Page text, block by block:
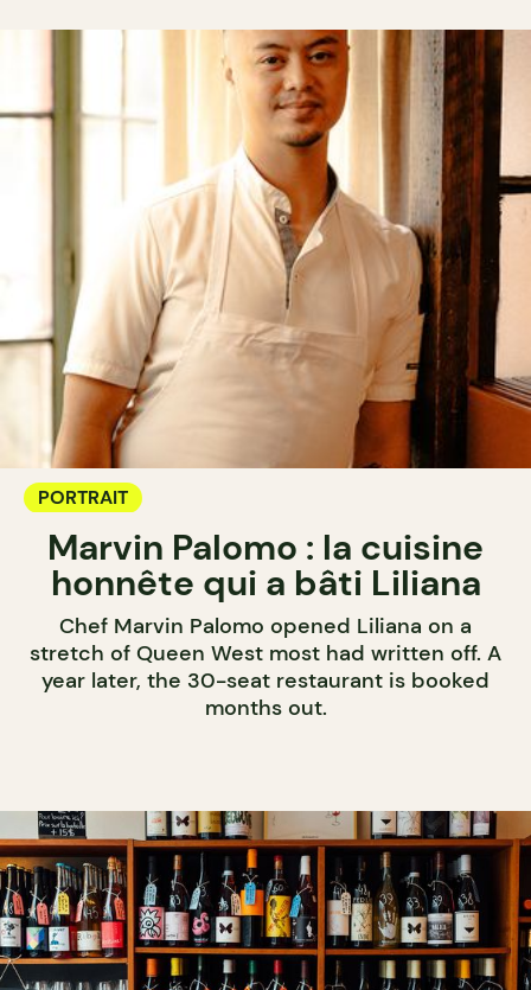
PORTRAIT
Marvin Palomo : la cuisine
honnête qui a bâti Liliana
Chef Marvin Palomo opened Liliana on a
stretch of Queen West most had written off. A
year later, the 30-seat restaurant is booked
months out.